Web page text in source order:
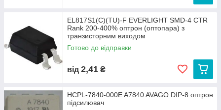
EL817S1(C)(TU)-F EVERLIGHT SMD-4 CTR
Rank 200-400% оптрон (оптопара) з
транзисторним виходом
Готово до відправки
від 2,41 ₴
HCPL-7840-000E A7840 AVAGO DIP-8 оптрон
підсилювач